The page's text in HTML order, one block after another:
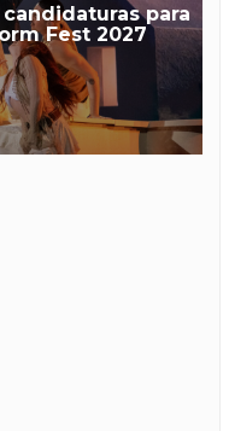
para
Fest 2027